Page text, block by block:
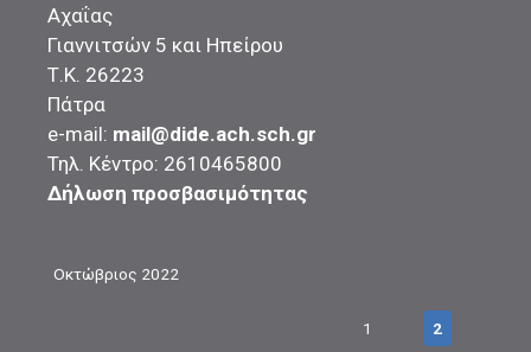
Αχαΐας
Γιαννιτσών 5 και Ηπείρου
Τ.Κ. 26223
Πάτρα
e-mail: mail@dide.ach.sch.gr
Τηλ. Κέντρο: 2610465800
Δήλωση προσβασιμότητας
Οκτώβριος 2022
1 2